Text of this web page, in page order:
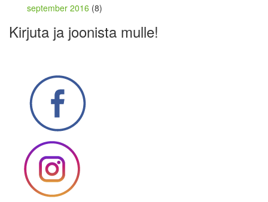
september 2016 (8)
Kirjuta ja joonista mulle!